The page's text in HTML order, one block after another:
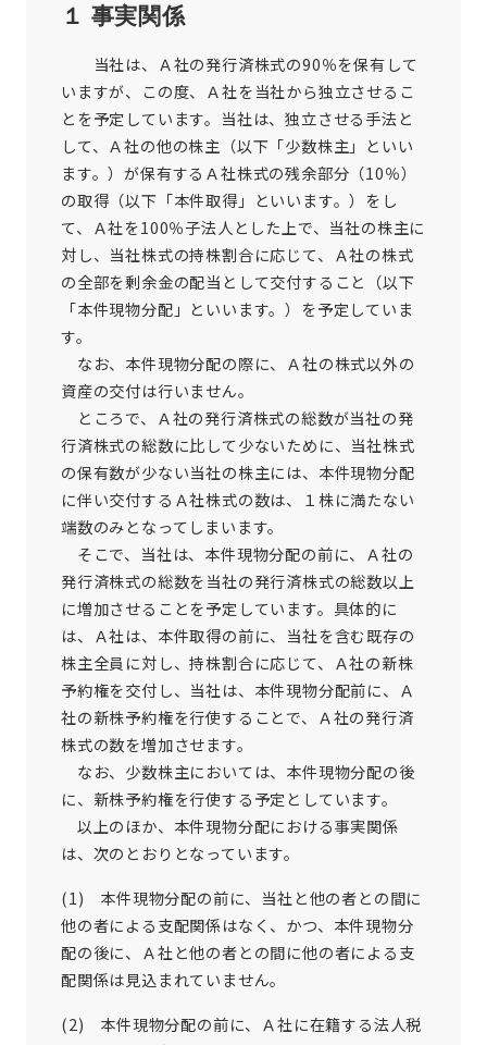
１ 事実関係
当社は、Ａ社の発行済株式の90％を保有して
いますが、この度、Ａ社を当社から独立させるこ
とを予定しています。当社は、独立させる手法と
して、Ａ社の他の株主（以下「少数株主」といい
ます。）が保有するＡ社株式の残余部分（10％）
の取得（以下「本件取得」といいます。）をし
て、Ａ社を100％子法人とした上で、当社の株主に
対し、当社株式の持株割合に応じて、Ａ社の株式
の全部を剰余金の配当として交付すること（以下
「本件現物分配」といいます。）を予定していま
す。
なお、本件現物分配の際に、Ａ社の株式以外の
資産の交付は行いません。
ところで、Ａ社の発行済株式の総数が当社の発
行済株式の総数に比して少ないために、当社株式
の保有数が少ない当社の株主には、本件現物分配
に伴い交付するＡ社株式の数は、１株に満たない
端数のみとなってしまいます。
そこで、当社は、本件現物分配の前に、Ａ社の
発行済株式の総数を当社の発行済株式の総数以上
に増加させることを予定しています。具体的に
は、Ａ社は、本件取得の前に、当社を含む既存の
株主全員に対し、持株割合に応じて、Ａ社の新株
予約権を交付し、当社は、本件現物分配前に、Ａ
社の新株予約権を行使することで、Ａ社の発行済
株式の数を増加させます。
なお、少数株主においては、本件現物分配の後
に、新株予約権を行使する予定としています。
以上のほか、本件現物分配における事実関係
は、次のとおりとなっています。
(1) 本件現物分配の前に、当社と他の者との間に
他の者による支配関係はなく、かつ、本件現物分
配の後に、Ａ社と他の者との間に他の者による支
配関係は見込まれていません。
(2) 本件現物分配の前に、Ａ社に在籍する法人税